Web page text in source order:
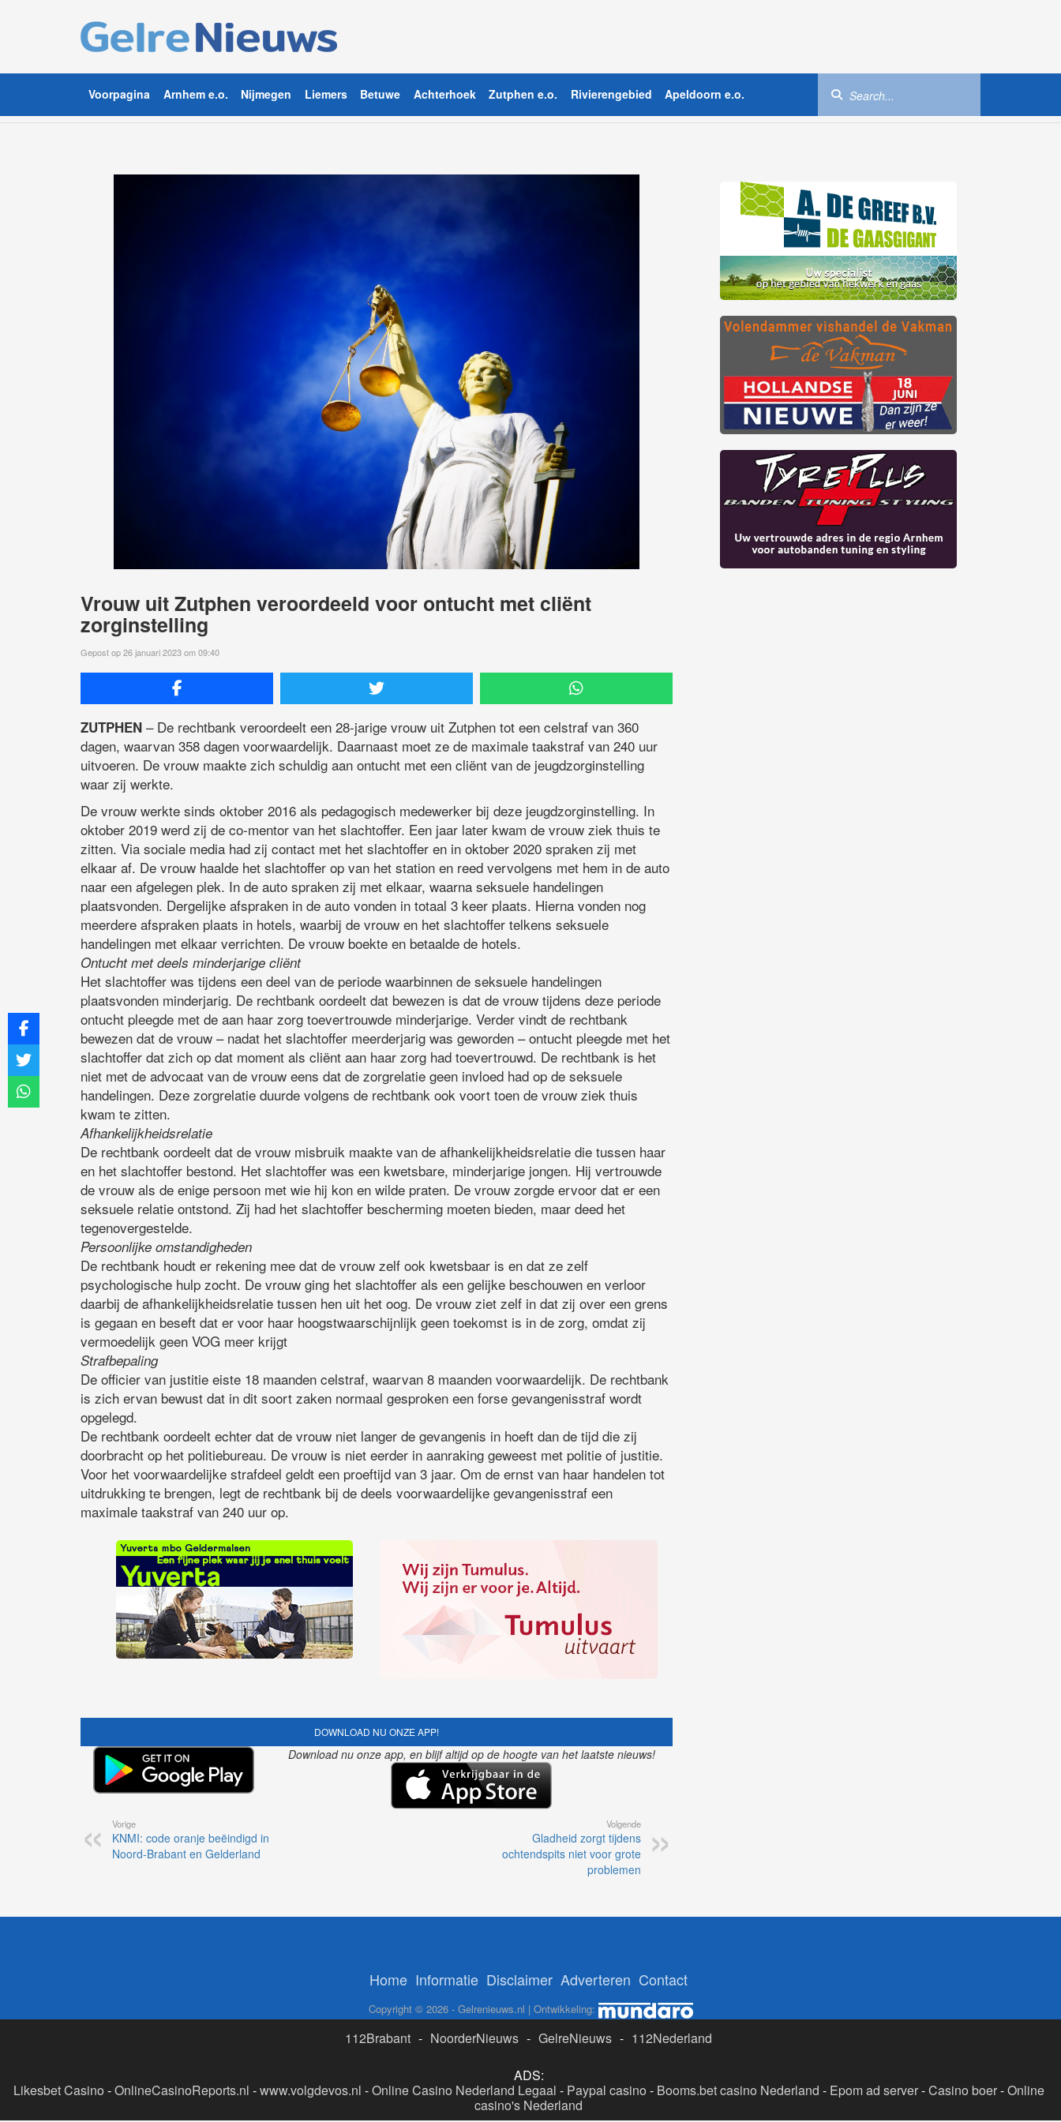
Voorpagina Arnhem e.o. Nijmegen Liemers Betuwe Achterhoek Zutphen e.o. Rivierengebied Apeldoorn e.o.
Vrouw uit Zutphen veroordeeld voor ontucht met cliënt
zorginstelling
Gepost op 26 januari 2023 om 09:40
ZUTPHEN – De rechtbank veroordeelt een 28-jarige vrouw uit Zutphen tot een celstraf van 360
dagen, waarvan 358 dagen voorwaardelijk. Daarnaast moet ze de maximale taakstraf van 240 uur
uitvoeren. De vrouw maakte zich schuldig aan ontucht met een cliënt van de jeugdzorginstelling
waar zij werkte.
De vrouw werkte sinds oktober 2016 als pedagogisch medewerker bij deze jeugdzorginstelling. In
oktober 2019 werd zij de co-mentor van het slachtoffer. Een jaar later kwam de vrouw ziek thuis te
zitten. Via sociale media had zij contact met het slachtoffer en in oktober 2020 spraken zij met
elkaar af. De vrouw haalde het slachtoffer op van het station en reed vervolgens met hem in de auto
naar een afgelegen plek. In de auto spraken zij met elkaar, waarna seksuele handelingen
plaatsvonden. Dergelijke afspraken in de auto vonden in totaal 3 keer plaats. Hierna vonden nog
meerdere afspraken plaats in hotels, waarbij de vrouw en het slachtoffer telkens seksuele
handelingen met elkaar verrichten. De vrouw boekte en betaalde de hotels.
Ontucht met deels minderjarige cliënt
Het slachtoffer was tijdens een deel van de periode waarbinnen de seksuele handelingen
plaatsvonden minderjarig. De rechtbank oordeelt dat bewezen is dat de vrouw tijdens deze periode
ontucht pleegde met de aan haar zorg toevertrouwde minderjarige. Verder vindt de rechtbank
bewezen dat de vrouw – nadat het slachtoffer meerderjarig was geworden – ontucht pleegde met het
slachtoffer dat zich op dat moment als cliënt aan haar zorg had toevertrouwd. De rechtbank is het
niet met de advocaat van de vrouw eens dat de zorgrelatie geen invloed had op de seksuele
handelingen. Deze zorgrelatie duurde volgens de rechtbank ook voort toen de vrouw ziek thuis
kwam te zitten.
Afhankelijkheidsrelatie
De rechtbank oordeelt dat de vrouw misbruik maakte van de afhankelijkheidsrelatie die tussen haar
en het slachtoffer bestond. Het slachtoffer was een kwetsbare, minderjarige jongen. Hij vertrouwde
de vrouw als de enige persoon met wie hij kon en wilde praten. De vrouw zorgde ervoor dat er een
seksuele relatie ontstond. Zij had het slachtoffer bescherming moeten bieden, maar deed het
tegenovergestelde.
Persoonlijke omstandigheden
De rechtbank houdt er rekening mee dat de vrouw zelf ook kwetsbaar is en dat ze zelf
psychologische hulp zocht. De vrouw ging het slachtoffer als een gelijke beschouwen en verloor
daarbij de afhankelijkheidsrelatie tussen hen uit het oog. De vrouw ziet zelf in dat zij over een grens
is gegaan en beseft dat er voor haar hoogstwaarschijnlijk geen toekomst is in de zorg, omdat zij
vermoedelijk geen VOG meer krijgt
Strafbepaling
De officier van justitie eiste 18 maanden celstraf, waarvan 8 maanden voorwaardelijk. De rechtbank
is zich ervan bewust dat in dit soort zaken normaal gesproken een forse gevangenisstraf wordt
opgelegd.
De rechtbank oordeelt echter dat de vrouw niet langer de gevangenis in hoeft dan de tijd die zij
doorbracht op het politiebureau. De vrouw is niet eerder in aanraking geweest met politie of justitie.
Voor het voorwaardelijke strafdeel geldt een proeftijd van 3 jaar. Om de ernst van haar handelen tot
uitdrukking te brengen, legt de rechtbank bij de deels voorwaardelijke gevangenisstraf een
maximale taakstraf van 240 uur op.
DOWNLOAD NU ONZE APP!
Download nu onze app, en blijf altijd op de hoogte van het laatste nieuws!
Vorige
KNMI: code oranje beëindigd in
Noord-Brabant en Gelderland
Volgende
Gladheid zorgt tijdens
ochtendspits niet voor grote
problemen
Home Informatie Disclaimer Adverteren Contact
Copyright © 2026 - Gelrenieuws.nl | Ontwikkeling:
112Brabant - NoorderNieuws - GelreNieuws - 112Nederland
ADS:
Likesbet Casino -OnlineCasinoReports.nl -www.volgdevos.nl -Online Casino Nederland Legaal - Paypal casino - Booms.bet casino Nederland - Epom ad server-Casino boer-Online
casino's Nederland